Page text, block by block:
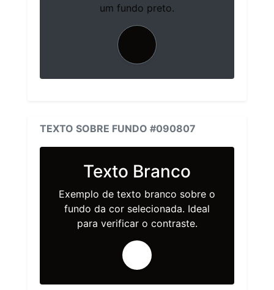
um fundo preto.
TEXTO SOBRE FUNDO #090807
Texto Branco
Exemplo de texto branco sobre o
fundo da cor selecionada. Ideal
para verificar o contraste.